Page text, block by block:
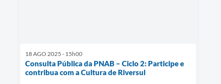
18 AGO 2025 - 15h00
Consulta Pública da PNAB – Ciclo 2: Participe e
contribua com a Cultura de Riversul